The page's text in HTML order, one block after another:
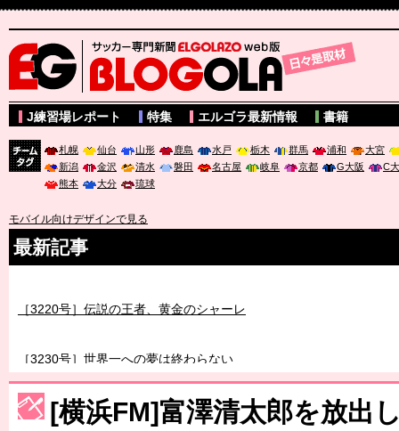
サッカー専門新聞ELGOLAZO web版 BLOGOLA
J練習場レポート 特集 エルゴラ最新情報 書籍
札幌 仙台 山形 鹿島 水戸 栃木 群馬 浦和
大宮
新潟
金沢 清水 磐田 名古屋 岐阜 京都 G大阪
C
熊本
大分 琉球
モバイル向けデザインで見る
最新記事
［3230号］世界一への夢は終わらない
［3223号］一丸。日本出陣
[横浜FM]富澤清太郎を放出